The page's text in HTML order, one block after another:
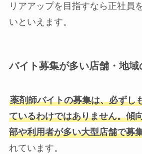
リアアップを目指すなら正社員
いといえます。
バイト募集が多い店舗・地域
薬剤師バイトの募集は、必ずし
ているわけではありません。傾
部や利用者が多い大型店舗で募
れています。